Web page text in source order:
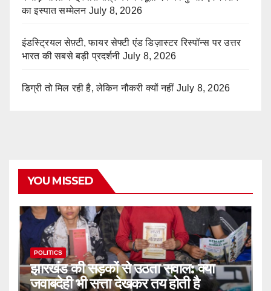
का इस्पात सम्मेलन July 8, 2026
इंडस्ट्रियल सेफ़्टी, फायर सेफ्टी एंड डिज़ास्टर रिस्पॉन्स पर उत्तर
भारत की सबसे बड़ी प्रदर्शनी July 8, 2026
डिग्री तो मिल रही है, लेकिन नौकरी क्यों नहीं July 8, 2026
YOU MISSED
POLITICS
झारखंड की सड़कों से उठता सवाल: क्या
जवाबदेही भी सत्ता देखकर तय होती है